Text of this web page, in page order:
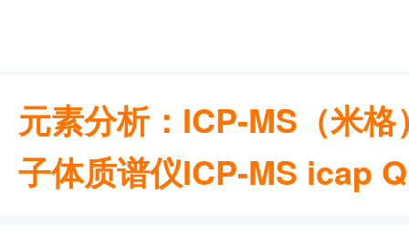
元素分析：ICP-MS（米
子体质谱仪ICP-MS icap Q